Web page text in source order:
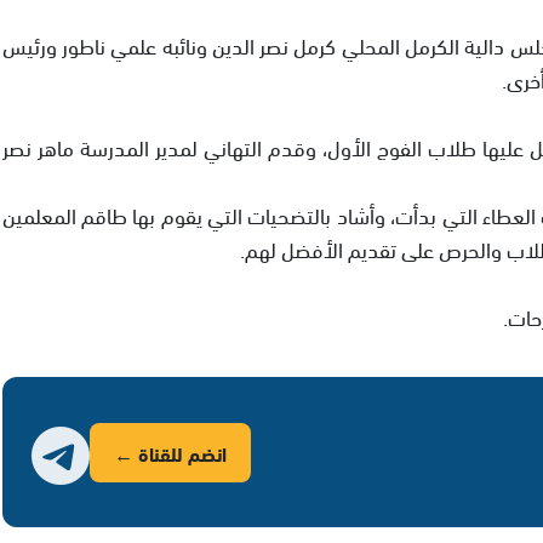
الكرمل المحلي كرمل نصر الدين ونائبه علمي ناطور ورئيس
طلاب الفوج الأول، وقدم التهاني لمدير المدرسة ماهر نصر
التي بدأت، وأشاد بالتضحيات التي يقوم بها طاقم المعلمين
والحرص على تقديم الأفضل لهم.
انضم للقناة ←